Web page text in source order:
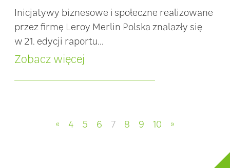
Inicjatywy biznesowe i społeczne realizowane
przez firmę Leroy Merlin Polska znalazły się
w 21. edycji raportu...
Zobacz więcej
« 4 5 6 7 8 9 10 »